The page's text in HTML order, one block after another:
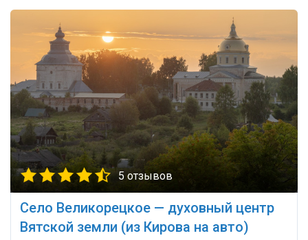
5 отзывов
Село Великорецкое — духовный центр
Вятской земли (из Кирова на авто)